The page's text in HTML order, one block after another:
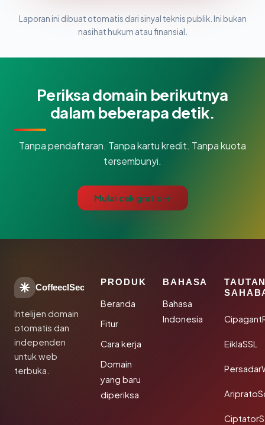
Laporan ini dibuat otomatis dari sinyal teknis publik. Ini bukan
nasihat hukum atau finansial.
Periksa domain berikutnya
dalam beberapa detik.
Tanpa pendaftaran. Tanpa kartu kredit. Tanpa kuota
tersembunyi.
Mulai cek gratis →
CoffeeclSec
Intelijen domain
otomatis dan
independen
untuk web
terbuka.
PRODUK
Beranda
Fitur
Cara kerja
Domain
yang baru
diperiksa
BAHASA
Bahasa
Indonesia
EiklaSSL